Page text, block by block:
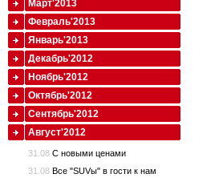
Март'2013
Февраль'2013
Январь'2013
Декабрь'2012
Ноябрь'2012
Октябрь'2012
Сентябрь'2012
Август'2012
31.08 С новыми ценами
31.08 Все "SUVы" в гости к нам